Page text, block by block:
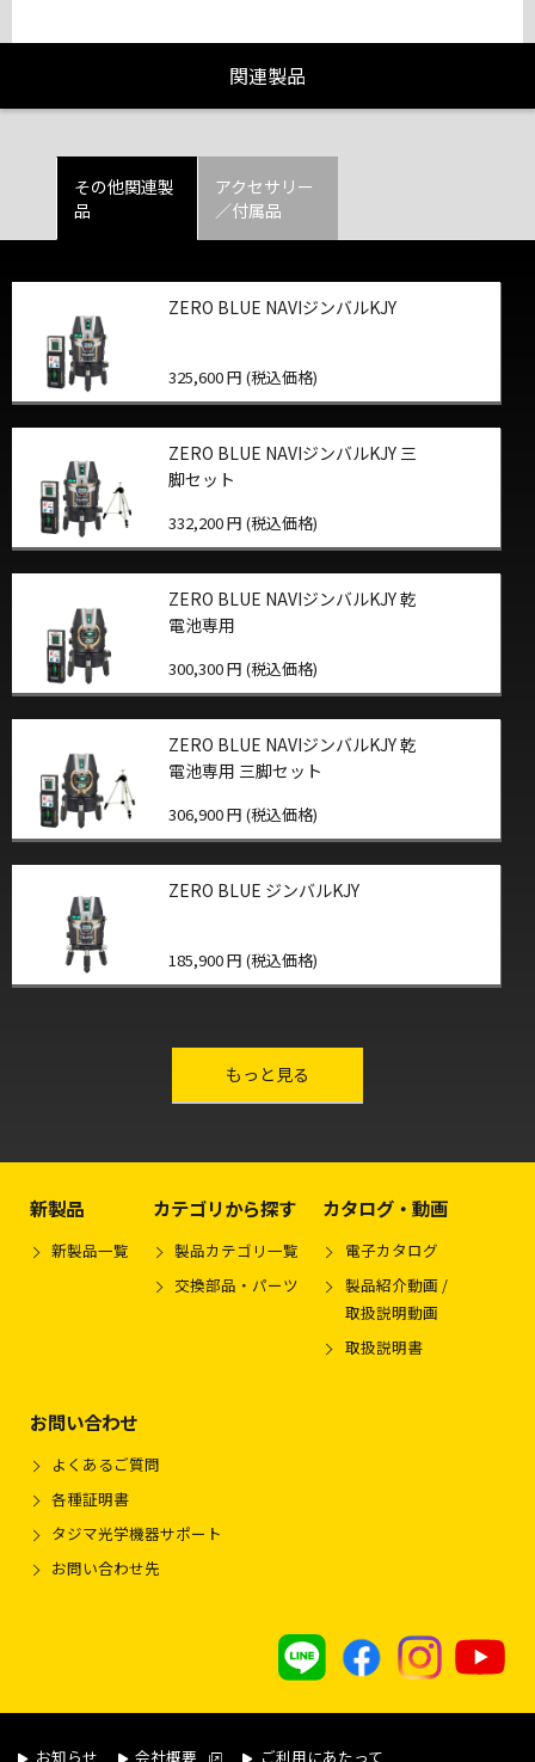
関連製品
その他関連製
品
アクセサリー
／付属品
ZERO BLUE NAVIジンバルKJY
325,600 円 (税込価格)
ZERO BLUE NAVIジンバルKJY 三
脚セット
332,200 円 (税込価格)
ZERO BLUE NAVIジンバルKJY 乾
電池専用
300,300 円 (税込価格)
ZERO BLUE NAVIジンバルKJY 乾
電池専用 三脚セット
306,900 円 (税込価格)
ZERO BLUE ジンバルKJY
185,900 円 (税込価格)
もっと見る
新製品
新製品一覧
カテゴリから探す
製品カテゴリ一覧
交換部品・パーツ
カタログ・動画
電子カタログ
製品紹介動画 /
取扱説明動画
取扱説明書
お問い合わせ
よくあるご質問
各種証明書
タジマ光学機器サポート
お問い合わせ先
お知らせ 会社概要 ご利用にあたって